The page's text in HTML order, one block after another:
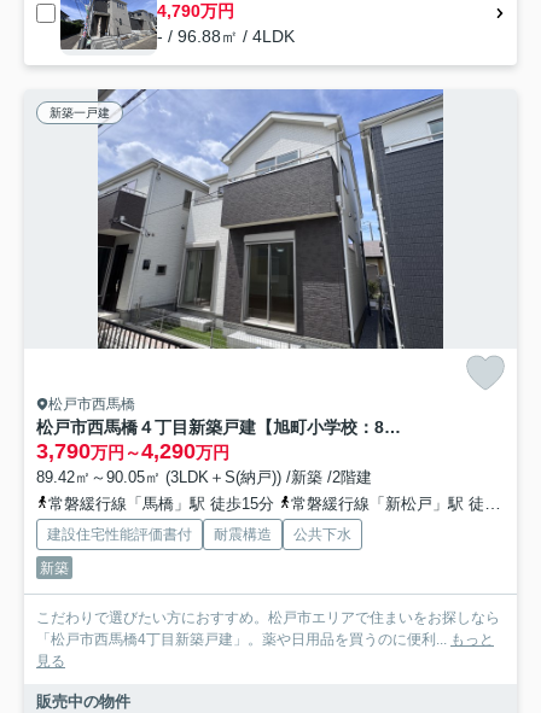
4,790万円
- / 96.88㎡ / 4LDK
新築一戸建
松戸市西馬橋
松戸市西馬橋４丁目新築戸建【旭町小学校：8分】
3,790万円～4,290万円
89.42㎡～90.05㎡ (3LDK＋S(納戸)) /新築 /2階建
常磐緩行線「馬橋」駅 徒歩15分
常磐緩行線「新松戸」駅 徒歩30分
建設住宅性能評価書付 耐震構造
公共下水
新築
こだわりで選びたい方におすすめ。松戸市エリアで住まいをお探しなら
「松戸市西馬橋4丁目新築戸建」。薬や日用品を買うのに便利... もっと
見る
販売中の物件